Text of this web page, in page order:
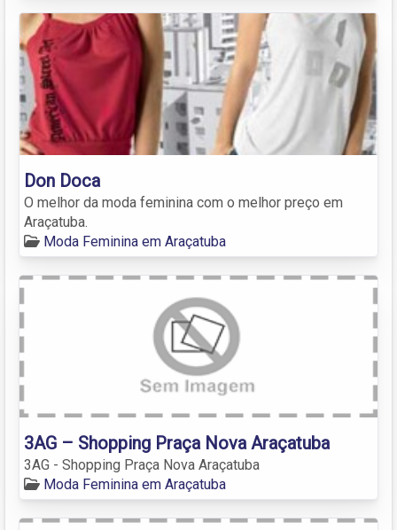
Don Doca
O melhor da moda feminina com o melhor preço em
Araçatuba.
Moda Feminina em Araçatuba
3AG – Shopping Praça Nova Araçatuba
3AG - Shopping Praça Nova Araçatuba
Moda Feminina em Araçatuba